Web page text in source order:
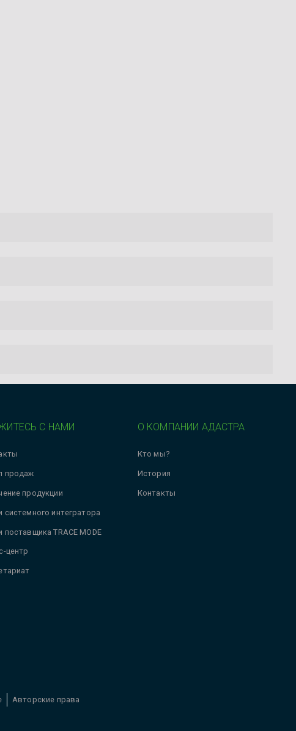
С НАМИ
продаж
продукции
системного интегратора
поставщика TRACE MODE
центр
О КОМПАНИИ АДАСТРА
Кто мы?
История
Контакты
Авторские права